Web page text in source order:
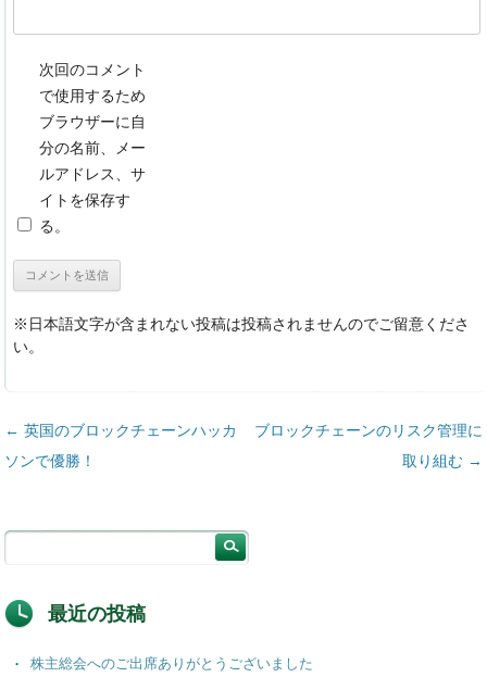
次回のコメント
で使用するため
ブラウザーに自
分の名前、メー
ルアドレス、サ
イトを保存す
る。
※日本語文字が含まれない投稿は投稿されませんのでご留意くださ
い。
投稿ナビゲーション
← 英国のブロックチェーンハッカ
ソンで優勝！
ブロックチェーンのリスク管理に
取り組む →
最近の投稿
株主総会へのご出席ありがとうございました